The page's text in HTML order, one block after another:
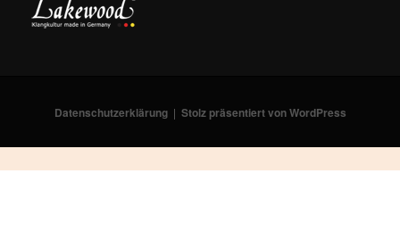
Datenschutzerklärung Stolz präsentiert von WordPress